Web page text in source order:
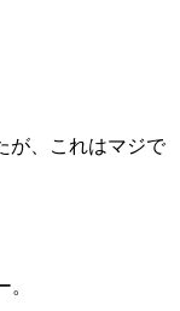
が、これはマジで